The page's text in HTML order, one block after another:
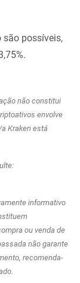
possíveis,
não constitui
envolve
Kraken está
informativo
ou venda de
não garante
recomenda-